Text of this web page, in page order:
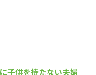
子供を持たない夫婦